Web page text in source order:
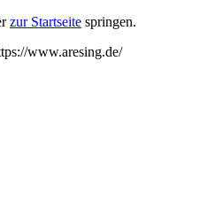
zur Startseite springen.
www.aresing.de/